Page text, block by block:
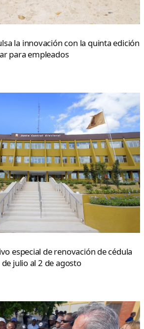
la innovación con la quinta edición
para empleados
especial de renovación de cédula
julio al 2 de agosto